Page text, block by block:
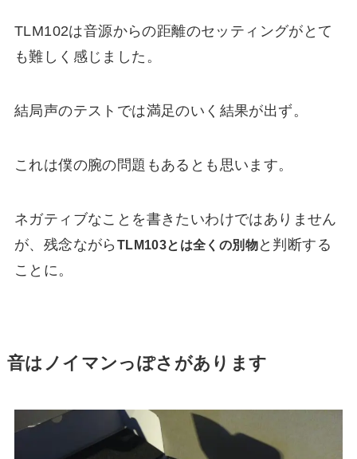
TLM102は音源からの距離のセッティングがとて
も難しく感じました。
結局声のテストでは満足のいく結果が出ず。
これは僕の腕の問題もあるとも思います。
ネガティブなことを書きたいわけではありません
が、残念ながら TLM103とは全くの別物と判断する
ことに。
音はノイマンっぽさがあります